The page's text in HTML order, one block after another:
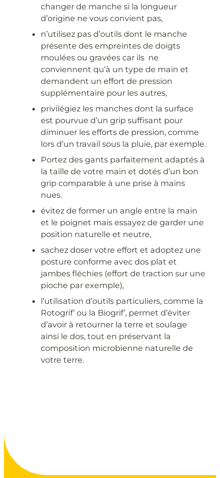
changer de manche si la longueur
d’origine ne vous convient pas,
n’utilisez pas d’outils dont le manche
présente des empreintes de doigts
moulées ou gravées car ils ne
conviennent qu’à un type de main et
demandent un effort de pression
supplémentaire pour les autres,
privilégiez les manches dont la surface
est pourvue d’un grip suffisant pour
diminuer les efforts de pression, comme
lors d’un travail sous la pluie, par exemple.
Portez des gants parfaitement adaptés à
la taille de votre main et dotés d’un bon
grip comparable à une prise à mains
nues.
évitez de former un angle entre la main
et le poignet mais essayez de garder une
position naturelle et neutre,
sachez doser votre effort et adoptez une
posture conforme avec dos plat et
jambes fléchies (effort de traction sur une
pioche par exemple),
l’utilisation d’outils particuliers, comme la
Rotogrif’ ou la Biogrif’, permet d’éviter
d’avoir à retourner la terre et soulage
ainsi le dos, tout en préservant la
composition microbienne naturelle de
votre terre.